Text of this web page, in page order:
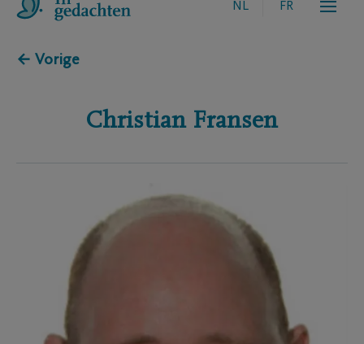
NL FR
← Vorige
Christian Fransen